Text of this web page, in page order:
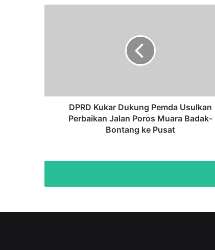
Muara
Bontang
DPRD Kukar Dukung Pemda Usulkan
Perbaikan Jalan Poros Muara Badak-
Bontang ke Pusat